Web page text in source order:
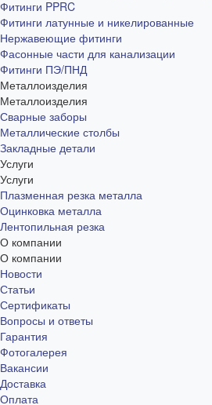
Фитинги PPRC
Фитинги латунные и никелированные
Нержавеющие фитинги
Фасонные части для канализации
Фитинги ПЭ/ПНД
Металлоизделия
Металлоизделия
Сварные заборы
Металлические столбы
Закладные детали
Услуги
Услуги
Плазменная резка металла
Оцинковка металла
Лентопильная резка
О компании
О компании
Новости
Статьи
Сертификаты
Вопросы и ответы
Гарантия
Фотогалерея
Вакансии
Доставка
Оплата